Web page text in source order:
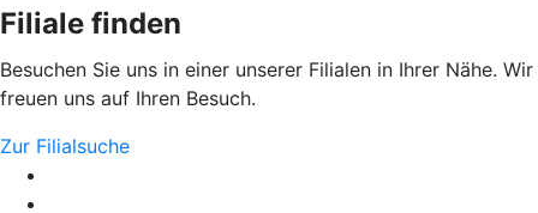
Filiale finden
Besuchen Sie uns in einer unserer Filialen in Ihrer Nähe. Wir
freuen uns auf Ihren Besuch.
Zur Filialsuche